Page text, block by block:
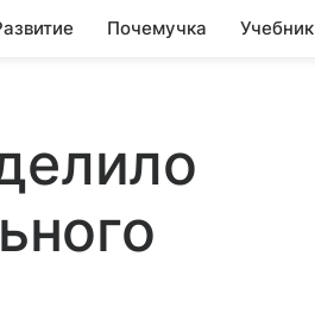
Почемучка Учебник